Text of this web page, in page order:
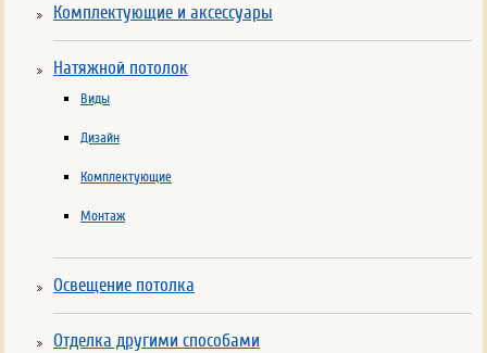
Комплектующие и аксессуары
Натяжной потолок
Виды
Дизайн
Комплектующие
Монтаж
Освещение потолка
Отделка другими способами